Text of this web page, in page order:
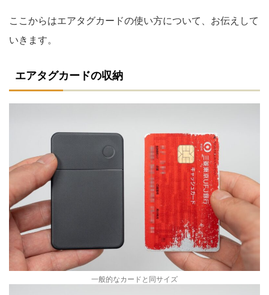
ここからはエアタグカードの使い方について、お伝えして
いきます。
エアタグカードの収納
一般的なカードと同サイズ